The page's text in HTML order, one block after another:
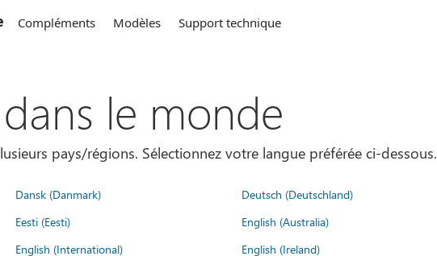
Compléments Modèles Support technique
le monde
pays/régions. Sélectionnez votre langue préférée ci-dessous.
Dansk (Danmark) Deutsch (Deutschland)
Eesti (Eesti) English (Australia)
English (International) English (Ireland)